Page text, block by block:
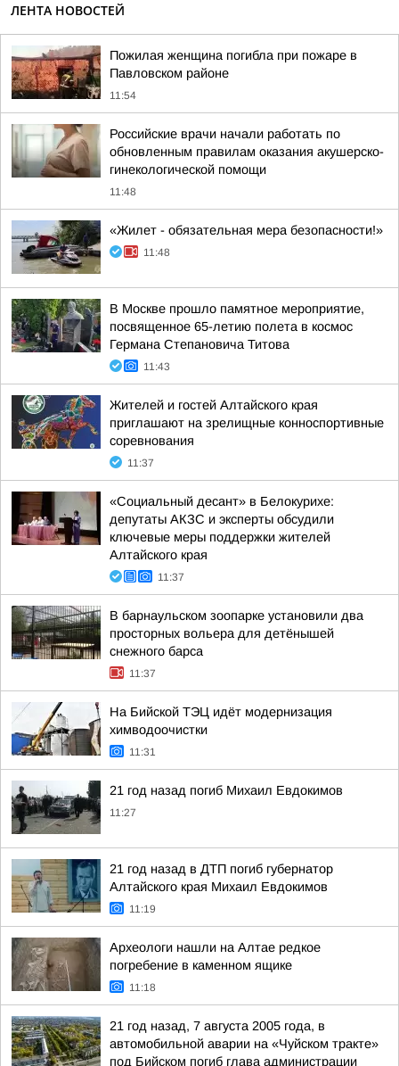
ЛЕНТА НОВОСТЕЙ
Пожилая женщина погибла при пожаре в
Павловском районе
11:54
Российские врачи начали работать по
обновленным правилам оказания акушерско-
гинекологической помощи
11:48
«Жилет - обязательная мера безопасности!»
11:48
В Москве прошло памятное мероприятие,
посвященное 65-летию полета в космос
Германа Степановича Титова
11:43
Жителей и гостей Алтайского края
приглашают на зрелищные конноспортивные
соревнования
11:37
«Социальный десант» в Белокурихе:
депутаты АКЗС и эксперты обсудили
ключевые меры поддержки жителей
Алтайского края
11:37
В барнаульском зоопарке установили два
просторных вольера для детёнышей
снежного барса
11:37
На Бийской ТЭЦ идёт модернизация
химводоочистки
11:31
21 год назад погиб Михаил Евдокимов
11:27
21 год назад в ДТП погиб губернатор
Алтайского края Михаил Евдокимов
11:19
Археологи нашли на Алтае редкое
погребение в каменном ящике
11:18
21 год назад, 7 августа 2005 года, в
автомобильной аварии на «Чуйском тракте»
под Бийском погиб глава администрации